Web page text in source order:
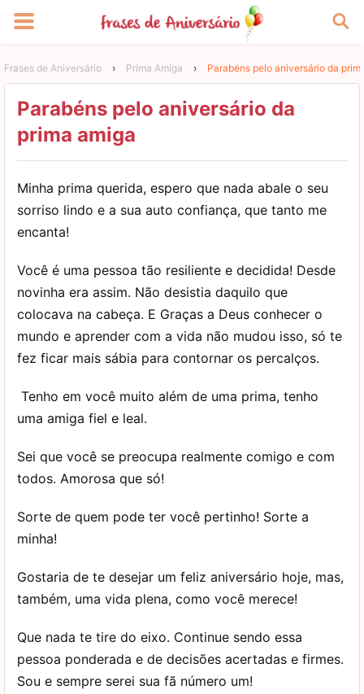
Frases de Aniversário › Prima Amiga › Parabéns pelo aniversário da
Parabéns pelo aniversário da
prima amiga
Minha prima querida, espero que nada abale o seu
sorriso lindo e a sua auto confiança, que tanto me
encanta!
Você é uma pessoa tão resiliente e decidida! Desde
novinha era assim. Não desistia daquilo que
colocava na cabeça. E Graças a Deus conhecer o
mundo e aprender com a vida não mudou isso, só te
fez ficar mais sábia para contornar os percalços.
Tenho em você muito além de uma prima, tenho
uma amiga fiel e leal.
Sei que você se preocupa realmente comigo e com
todos. Amorosa que só!
Sorte de quem pode ter você pertinho! Sorte a
minha!
Gostaria de te desejar um feliz aniversário hoje, mas,
também, uma vida plena, como você merece!
Que nada te tire do eixo. Continue sendo essa
pessoa ponderada e de decisões acertadas e firmes.
Sou e sempre serei sua fã número um!